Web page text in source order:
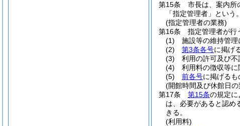
第15条
市長は、案内所
「指定管理者」という
(指定管理者の業務)
第16条
指定管理者が行
(1)
施設等の維持管理
(2)
第3条各号に掲げ
(3)
利用の許可及び
(4)
利用料の徴収等に
(5)
前各号に掲げる
(開館時間及び休館日の
第17条
第15条の規定に
は、必要があると認め
きる。
(利用料)